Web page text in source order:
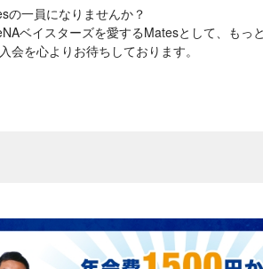
の一員になりませんか？
ベイスターズを愛するMatesとして、も
会を心よりお待ちしております。